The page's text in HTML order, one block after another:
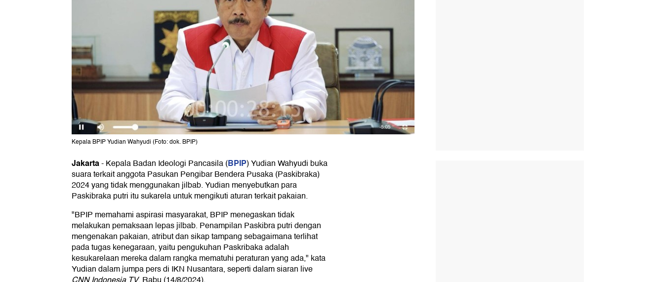
Kepala BPIP Yudian Wahyudi (Foto: dok. BPIP)
Jakarta-Kepala Badan Ideologi Pancasila (BPIP) Yudian Wahyudi buka
suara terkait anggota Pasukan Pengibar Bendera Pusaka (Paskibraka)
2024 yang tidak menggunakan jilbab. Yudian menyebutkan para
Paskibraka putri itu sukarela untuk mengikuti aturan terkait pakaian.
"BPIP memahami aspirasi masyarakat, BPIP menegaskan tidak
melakukan pemaksaan lepas jilbab. Penampilan Paskibra putri dengan
mengenakan pakaian, atribut dan sikap tampang sebagaimana terlihat
pada tugas kenegaraan, yaitu pengukuhan Paskribaka adalah
kesukarelaan mereka dalam rangka mematuhi peraturan yang ada," kata
Yudian dalam jumpa pers di IKN Nusantara, seperti dalam siaran live